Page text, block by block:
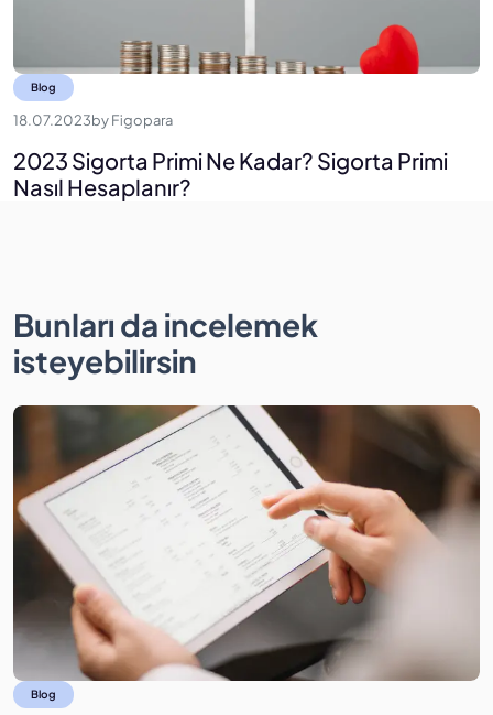
Blog
18.07.2023byFigopara
2023 Sigorta Primi Ne Kadar? Sigorta Primi
Nasıl Hesaplanır?
Bunları da incelemek
isteyebilirsin
Blog